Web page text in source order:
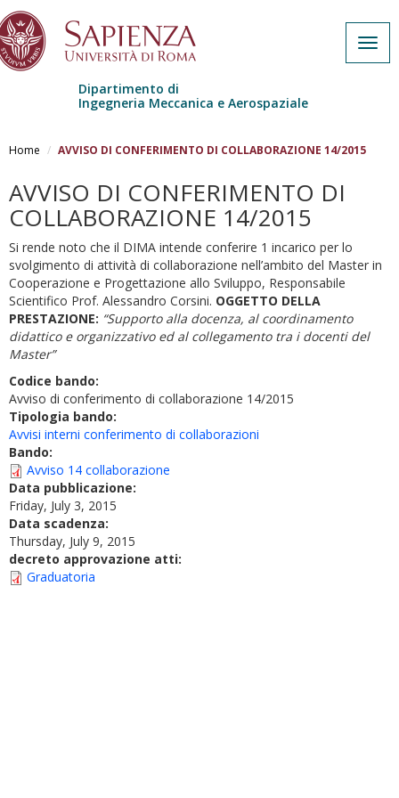
Dipartimento di
Ingegneria Meccanica e Aerospaziale
Home AVVISO DI CONFERIMENTO DI COLLABORAZIONE 14/2015
AVVISO DI CONFERIMENTO DI
COLLABORAZIONE 14/2015
Si rende noto che il DIMA intende conferire 1 incarico per lo
svolgimento di attività di collaborazione nell’ambito del Master in
Cooperazione e Progettazione allo Sviluppo, Responsabile
Scientifico Prof. Alessandro Corsini. OGGETTO DELLA
PRESTAZIONE: “Supporto alla docenza, al coordinamento
didattico e organizzativo ed al collegamento tra i docenti del
Master”
Codice bando:
Avviso di conferimento di collaborazione 14/2015
Tipologia bando:
Avvisi interni conferimento di collaborazioni
Bando:
Avviso 14 collaborazione
Data pubblicazione:
Friday, July 3, 2015
Data scadenza:
Thursday, July 9, 2015
decreto approvazione atti:
Graduatoria